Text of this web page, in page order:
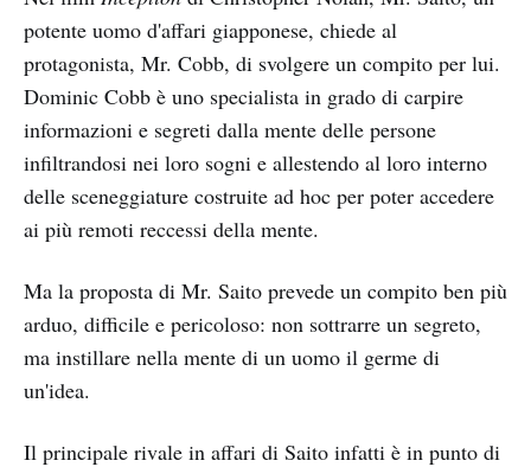
potente uomo d'affari giapponese, chiede al
protagonista, Mr. Cobb, di svolgere un compito per lui.
Dominic Cobb è uno specialista in grado di carpire
informazioni e segreti dalla mente delle persone
infiltrandosi nei loro sogni e allestendo al loro interno
delle sceneggiature costruite ad hoc per poter accedere
ai più remoti reccessi della mente.
Ma la proposta di Mr. Saito prevede un compito ben più
arduo, difficile e pericoloso: non sottrarre un segreto,
ma instillare nella mente di un uomo il germe di
un'idea.
Il principale rivale in affari di Saito infatti è in punto di